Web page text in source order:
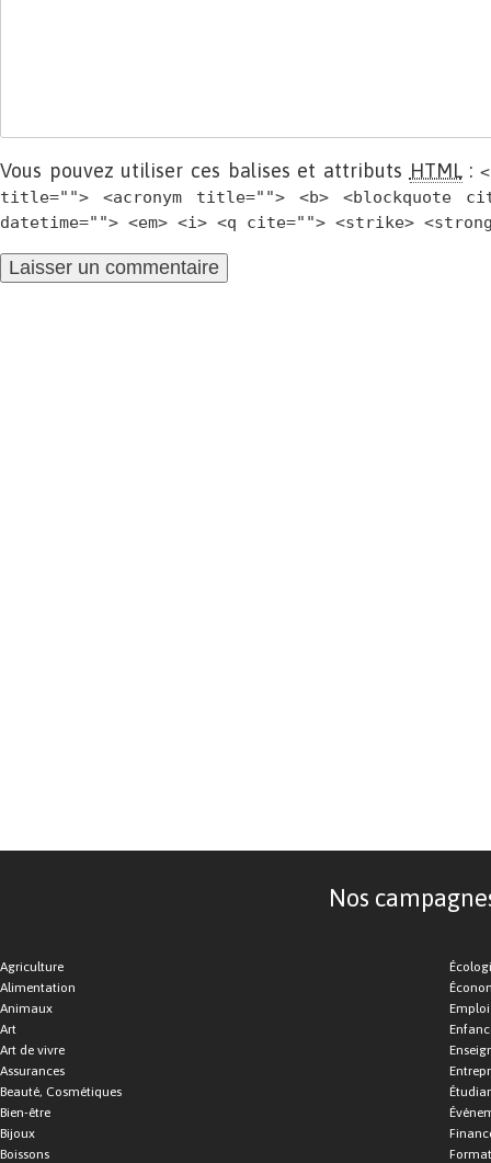
Vous pouvez utiliser ces balises et attributs HTML:
title=""> <acronym title=""> <b> <blockquote
datetime=""> <em> <i> <q cite=""> <strike>
Nos
Agriculture
Alimentation
Animaux
Art
Art de vivre
Assurances
Beauté, Cosmétiques
Bien-être
Bijoux
Boissons
Emploi